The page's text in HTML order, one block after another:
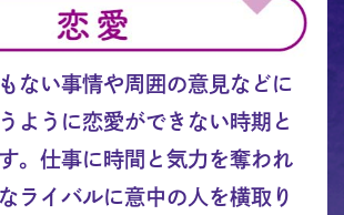
ない事情や周囲の意見などに
ように恋愛ができない時期と
。仕事に時間と気力を奪われ
ライバルに意中の人を横取り